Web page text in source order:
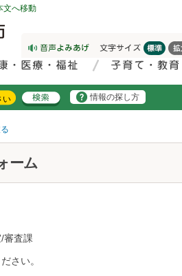
文へ移動
情報の探し方
ーム
審査課
さい。